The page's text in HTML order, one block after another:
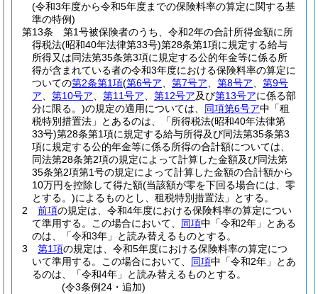
(令和3年度から令和5年度までの保険料率の算定に関する基
準の特例)
第13条
第1号被保険者のうち、令和2年の合計所得金額に所
得税法(昭和40年法律第33号)第28条第1項に規定する給与
所得又は同法第35条第3項に規定する公的年金等に係る所
得が含まれている者の令和3年度における保険料率の算定に
ついての第2条第1項(第6号ア 第7号ア 第8号ア
第9号
ア
第10号ア 第11号ア 第12号ア及び第13号アに係る部
分に限る。)の規定の適用については、 同項第6号ア中「租
税特別措置法」とあるのは、「所得税法(昭和40年法律第
33号)第28条第1項に規定する給与所得及び同法第35条第3
項に規定する公的年金等に係る所得の合計額については、
同法第28条第2項の規定によって計算した金額及び同法第
35条第2項第1号の規定によって計算した金額の合計額から
10万円を控除して得た額(当該額が零を下回る場合には、零
とする。)によるものとし、租税特別措置法」とする。
2
前項の規定は、令和4年度における保険料率の算定につい
て準用する。
この場合において、 同項中「令和2年」とある
のは、「令和3年」と読み替えるものとする。
3
第1項の規定は、令和5年度における保険料率の算定につ
いて準用する。
この場合において、 同項中「令和2年」とあ
るのは、「令和4年」と読み替えるものとする。
(令3条例24・追加)